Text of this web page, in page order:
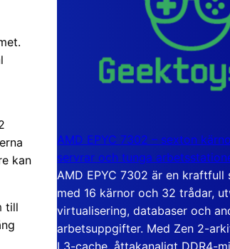
kan
till
AMD EPYC 7302 – sexton
servrar och tunga
AMD EPYC 7302 är en kraftfull
med 16 kärnor och 32 trådar,
virtualisering, databaser och
arbetsuppgifter. Med Zen 2-
L3-cache, åttakanaligt DDR4-